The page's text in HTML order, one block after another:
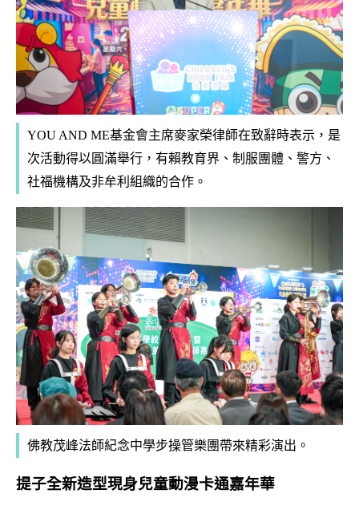
YOU AND ME基金會主席麥家榮律師在致辭時表示，是
次活動得以圓滿舉行，有賴教育界、制服團體、警方、
社福機構及非牟利組織的合作。
佛教茂峰法師紀念中學步操管樂團帶來精彩演出。
提子全新造型現身兒童動漫卡通嘉年華